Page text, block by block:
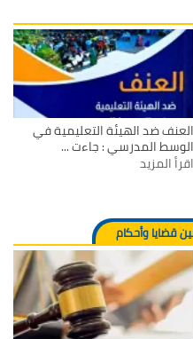
العنف ضد الهيئة التعليمية في
الوسط المدرسي : جاءت ...
اقرأ المزيد
قضايا وأحكام